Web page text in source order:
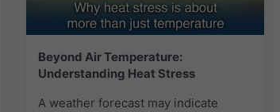
Beyond Air Temperature:
Understanding Heat Stress
A weather forecast may indicate